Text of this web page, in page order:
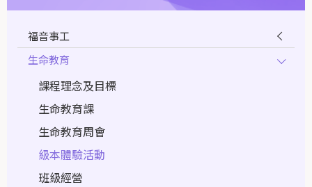
福音事工
生命教育
課程理念及目標
生命教育課
生命教育周會
級本體驗活動
班級經營